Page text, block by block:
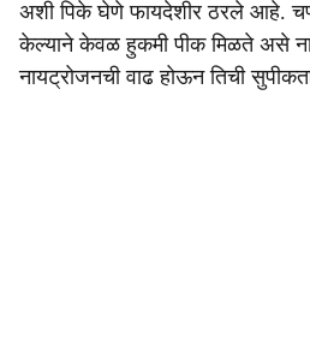
अशी पिके घेणे फायदेशीर ठरले आहे.
केल्याने केवळ हुकमी पीक मिळते असे
नायट्रोजनची वाढ होऊन तिची